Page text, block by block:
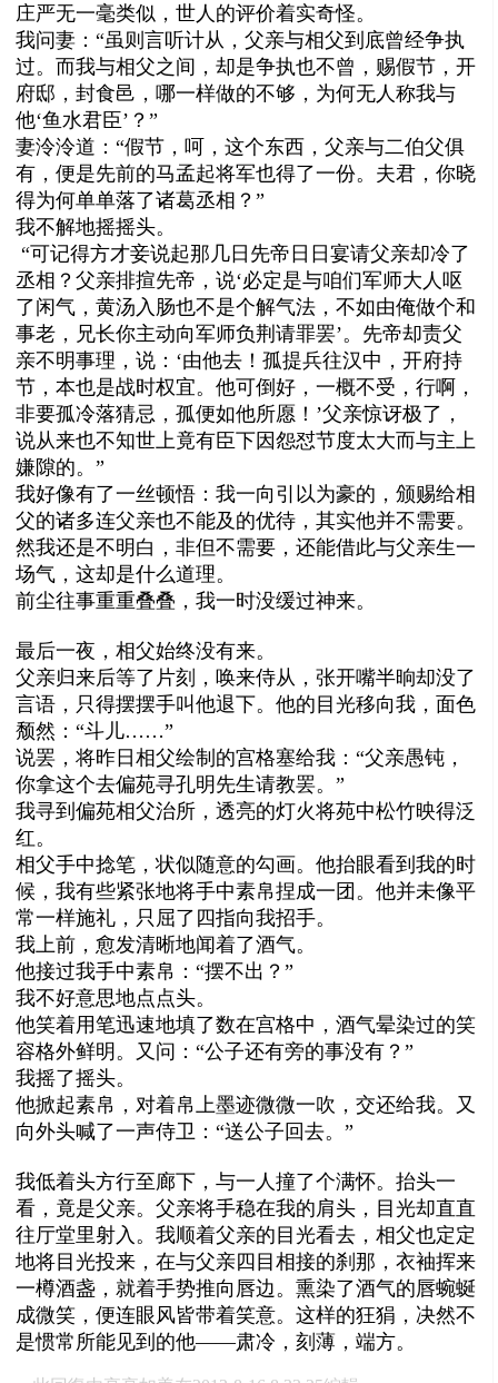
庄严无一毫类似，世人的评价着实奇怪。
我问妻：“虽则言听计从，父亲与相父到底曾经争执
过。而我与相父之间，却是争执也不曾，赐假节，开
府邸，封食邑，哪一样做的不够，为何无人称我与
他‘鱼水君臣’？”
妻泠泠道：“假节，呵，这个东西，父亲与二伯父俱
有，便是先前的马孟起将军也得了一份。夫君，你晓
得为何单单落了诸葛丞相？”
我不解地摇摇头。
“可记得方才妾说起那几日先帝日日宴请父亲却冷了
丞相？父亲排揎先帝，说‘必定是与咱们军师大人呕
了闲气，黄汤入肠也不是个解气法，不如由俺做个和
事老，兄长你主动向军师负荆请罪罢’。先帝却责父
亲不明事理，说：‘由他去！孤提兵往汉中，开府持
节，本也是战时权宜。他可倒好，一概不受，行啊，
非要孤冷落猜忌，孤便如他所愿！’父亲惊讶极了，
说从来也不知世上竟有臣下因怨怼节度太大而与主上
嫌隙的。”
我好像有了一丝顿悟：我一向引以为豪的，颁赐给相
父的诸多连父亲也不能及的优待，其实他并不需要。
然我还是不明白，非但不需要，还能借此与父亲生一
场气，这却是什么道理。
前尘往事重重叠叠，我一时没缓过神来。
最后一夜，相父始终没有来。
父亲归来后等了片刻，唤来侍从，张开嘴半晌却没了
言语，只得摆摆手叫他退下。他的目光移向我，面色
颓然：“斗儿……”
说罢，将昨日相父绘制的宫格塞给我：“父亲愚钝，
你拿这个去偏苑寻孔明先生请教罢。”
我寻到偏苑相父治所，透亮的灯火将苑中松竹映得泛
红。
相父手中捻笔，状似随意的勾画。他抬眼看到我的时
候，我有些紧张地将手中素帛捏成一团。他并未像平
常一样施礼，只屈了四指向我招手。
我上前，愈发清晰地闻着了酒气。
他接过我手中素帛：“摆不出？”
我不好意思地点点头。
他笑着用笔迅速地填了数在宫格中，酒气晕染过的笑
容格外鲜明。又问：“公子还有旁的事没有？”
我摇了摇头。
他掀起素帛，对着帛上墨迹微微一吹，交还给我。又
向外头喊了一声侍卫：“送公子回去。”
我低着头方行至廊下，与一人撞了个满怀。抬头一
看，竟是父亲。父亲将手稳在我的肩头，目光却直直
往厅堂里射入。我顺着父亲的目光看去，相父也定定
地将目光投来，在与父亲四目相接的刹那，衣袖挥来
一樽酒盏，就着手势推向唇边。熏染了酒气的唇蜿蜒
成微笑，便连眼风皆带着笑意。这样的狂狷，决然不
是惯常所能见到的他——肃冷，刻薄，端方。